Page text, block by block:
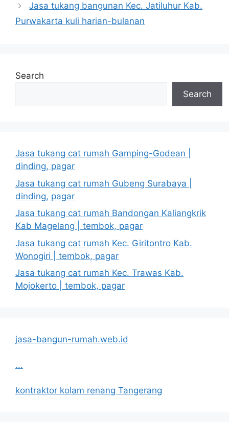
Jasa tukang bangunan Kec. Jatiluhur Kab.
Purwakarta kuli harian-bulanan
Search
Search
Jasa tukang cat rumah Gamping-Godean |
dinding, pagar
Jasa tukang cat rumah Gubeng Surabaya |
dinding, pagar
Jasa tukang cat rumah Bandongan Kaliangkrik
Kab Magelang | tembok, pagar
Jasa tukang cat rumah Kec. Giritontro Kab.
Wonogiri | tembok, pagar
Jasa tukang cat rumah Kec. Trawas Kab.
Mojokerto | tembok, pagar
jasa-bangun-rumah.web.id
...
kontraktor kolam renang Tangerang